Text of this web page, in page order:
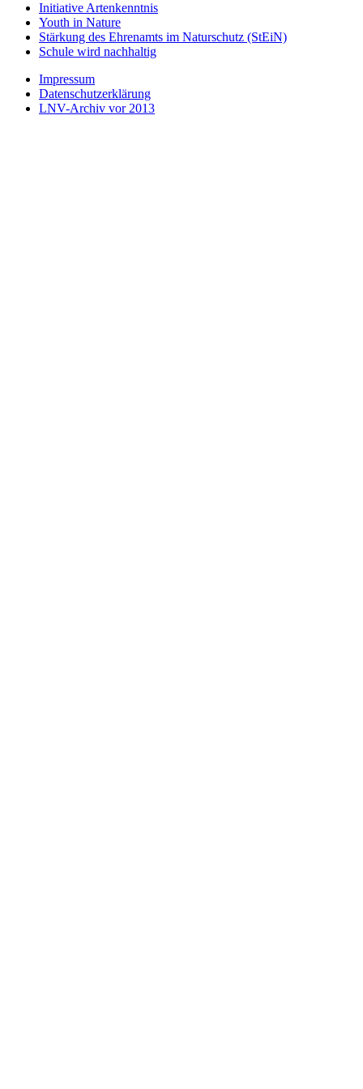
Initiative Artenkenntnis
Youth in Nature
Stärkung des Ehrenamts im Naturschutz (StEiN)
Schule wird nachhaltig
Impressum
Datenschutzerklärung
LNV-Archiv vor 2013